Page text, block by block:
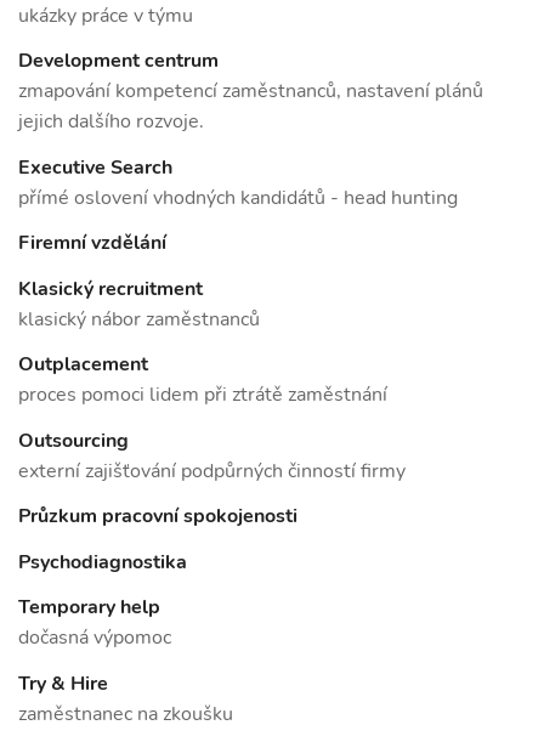
ukázky práce v týmu
Development centrum
zmapování kompetencí zaměstnanců, nastavení plánů
jejich dalšího rozvoje.
Executive Search
přímé oslovení vhodných kandidátů - head hunting
Firemní vzdělání
Klasický recruitment
klasický nábor zaměstnanců
Outplacement
proces pomoci lidem při ztrátě zaměstnání
Outsourcing
externí zajišťování podpůrných činností firmy
Průzkum pracovní spokojenosti
Psychodiagnostika
Temporary help
dočasná výpomoc
Try & Hire
zaměstnanec na zkoušku